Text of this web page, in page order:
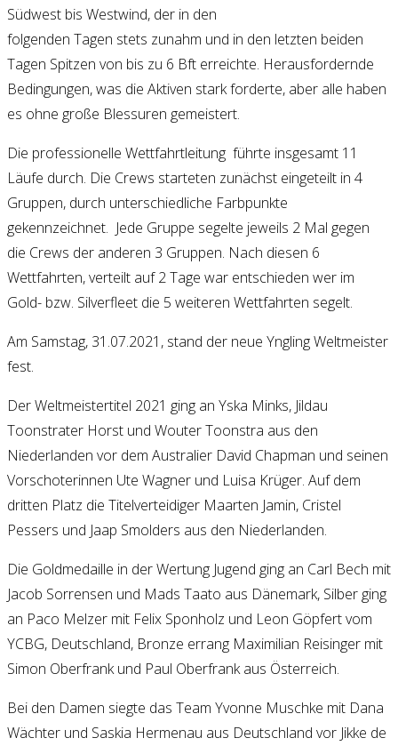
Südwest bis Westwind, der in den
folgenden Tagen stets zunahm und in den letzten beiden
Tagen Spitzen von bis zu 6 Bft erreichte. Herausfordernde
Bedingungen, was die Aktiven stark forderte, aber alle haben
es ohne große Blessuren gemeistert.
Die professionelle Wettfahrtleitung führte insgesamt 11
Läufe durch. Die Crews starteten zunächst eingeteilt in 4
Gruppen, durch unterschiedliche Farbpunkte
gekennzeichnet. Jede Gruppe segelte jeweils 2 Mal gegen
die Crews der anderen 3 Gruppen. Nach diesen 6
Wettfahrten, verteilt auf 2 Tage war entschieden wer im
Gold- bzw. Silverfleet die 5 weiteren Wettfahrten segelt.
Am Samstag, 31.07.2021, stand der neue Yngling Weltmeister
fest.
Der Weltmeistertitel 2021 ging an Yska Minks, Jildau
Toonstrater Horst und Wouter Toonstra aus den
Niederlanden vor dem Australier David Chapman und seinen
Vorschoterinnen Ute Wagner und Luisa Krüger. Auf dem
dritten Platz die Titelverteidiger Maarten Jamin, Cristel
Pessers und Jaap Smolders aus den Niederlanden.
Die Goldmedaille in der Wertung Jugend ging an Carl Bech mit
Jacob Sorrensen und Mads Taato aus Dänemark, Silber ging
an Paco Melzer mit Felix Sponholz und Leon Göpfert vom
YCBG, Deutschland, Bronze errang Maximilian Reisinger mit
Simon Oberfrank und Paul Oberfrank aus Österreich.
Bei den Damen siegte das Team Yvonne Muschke mit Dana
Wächter und Saskia Hermenau aus Deutschland vor Jikke de